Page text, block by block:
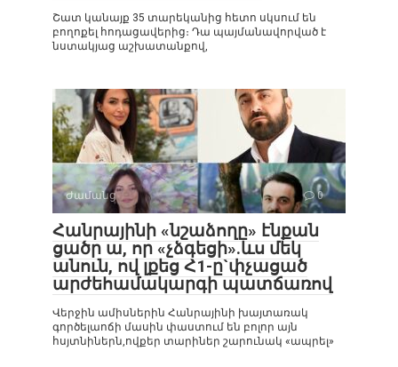
Շատ կանայք 35 տարեկանից հետո սկսում են
բողոքել հոդացավերից։ Դա պայմանավորված է
նստակյաց աշխատանքով,
Ժամանց 0
Հանրայինի «նշաձողը» էնքան
ցածր ա, որ «չձգեցի».ևս մեկ
անուն, ով լքեց Հ1-ը`փչացած
արժեհամակարգի պատճառով
Վերջին ամիսներին Հանրայինի խայտառակ
գործելաոճի մասին փաստում են բոլոր այն
հսյտնիներն,ովքեր տարիներ շարունակ «ապրել»